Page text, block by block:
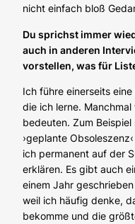
nicht einfach bloß
Du sprichst immer
auch in anderen
vorstellen, was für
Ich führe einerseits
die ich lerne.
bedeuten. Zum Beispiel
›geplante
ich permanent auf der
erklären. Es gibt auch
einem Jahr
weil ich häufig denke,
bekomme und die